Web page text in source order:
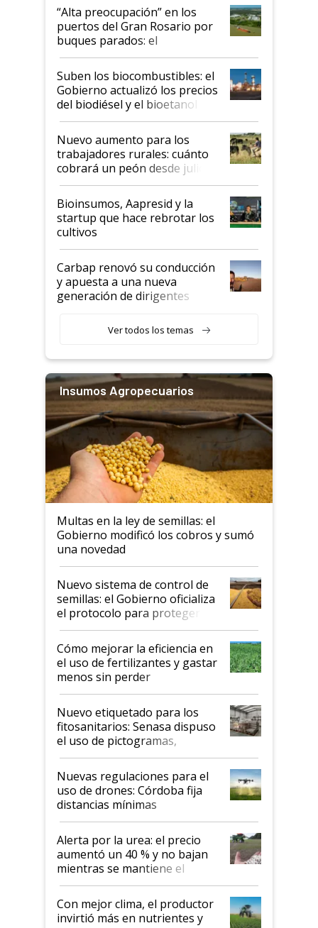
“Alta preocupación” en los
puertos del Gran Rosario por
buques parados: el
funcionamiento de las
exportadoras en tensión tras
la medida de fuerza de los
prácticos
Suben los biocombustibles: el
Gobierno actualizó los precios
del biodiésel y el bioetanol
Nuevo aumento para los
trabajadores rurales: cuánto
cobrará un peón desde julio
Bioinsumos, Aapresid y la
startup que hace rebrotar los
cultivos
Carbap renovó su conducción
y apuesta a una nueva
generación de dirigentes
Ver todos los temas
Insumos Agropecuarios
Multas en la ley de semillas: el
Gobierno modificó los cobros y sumó
una novedad
Nuevo sistema de control de
semillas: el Gobierno oficializa
el protocolo para proteger la
propiedad intelectual
Cómo mejorar la eficiencia en
el uso de fertilizantes y gastar
menos sin perder
productividad en la campaña
fina
Nuevo etiquetado para los
fitosanitarios: Senasa dispuso
el uso de pictogramas,
palabras de advertencia e
indicaciones
Nuevas regulaciones para el
uso de drones: Córdoba fija
distancias mínimas
Alerta por la urea: el precio
aumentó un 40 % y no bajan
mientras se mantiene el
conflicto en Medio Oriente
Con mejor clima, el productor
invirtió más en nutrientes y